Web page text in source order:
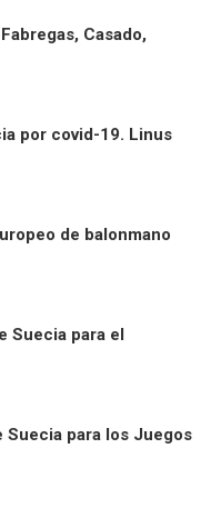
Casado,
por covid-19. Linus
de balonmano
Suecia para el
para los Juegos